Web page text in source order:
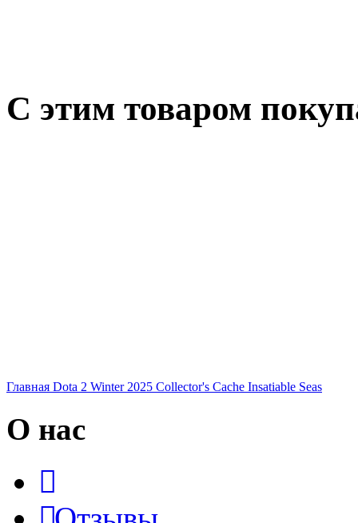
С этим товаром
Главная Dota 2 Winter 2025 Collector's Cache Insatiable Seas
О нас